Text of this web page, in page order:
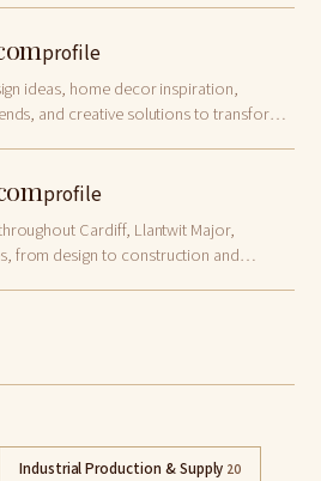
profile
ideas, home decor inspiration,
and creative solutions to transform
profile
Cardiff, Llantwit Major,
from design to construction and
Industrial Production & Supply 20